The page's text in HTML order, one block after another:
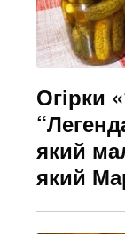
Огірки
який
який